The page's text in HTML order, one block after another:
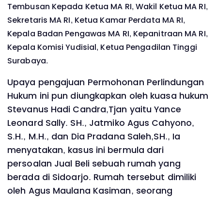
Tembusan Kepada Ketua MA RI, Wakil Ketua MA RI,
Sekretaris MA RI, Ketua Kamar Perdata MA RI,
Kepala Badan Pengawas MA RI, Kepanitraan MA RI,
Kepala Komisi Yudisial, Ketua Pengadilan Tinggi
Surabaya.
Upaya pengajuan Permohonan Perlindungan
Hukum ini pun diungkapkan oleh kuasa hukum
Stevanus Hadi Candra,Tjan yaitu Yance
Leonard Sally. SH., Jatmiko Agus Cahyono,
S.H., M.H., dan Dia Pradana Saleh,SH., Ia
menyatakan, kasus ini bermula dari
persoalan Jual Beli sebuah rumah yang
berada di Sidoarjo. Rumah tersebut dimiliki
oleh Agus Maulana Kasiman, seorang